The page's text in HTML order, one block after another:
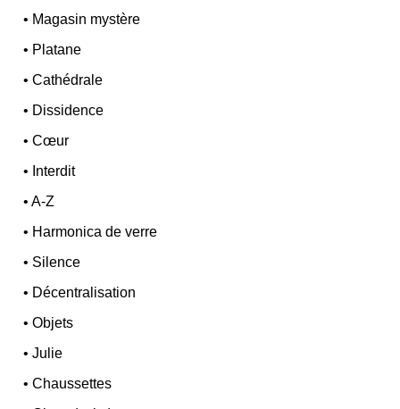
• Magasin mystère
• Platane
•Cathédrale
• Dissidence
•Cœur
• Interdit
•A-Z
• Harmonica de verre
• Silence
• Décentralisation
•Objets
•Julie
•Chaussettes